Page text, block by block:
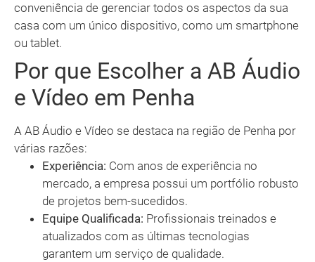
conveniência de gerenciar todos os aspectos da sua
casa com um único dispositivo, como um smartphone
ou tablet.
Por que Escolher a AB Áudio
e Vídeo em Penha
A AB Áudio e Vídeo se destaca na região de Penha por
várias razões:
Experiência: Com anos de experiência no
mercado, a empresa possui um portfólio robusto
de projetos bem-sucedidos.
Equipe Qualificada: Profissionais treinados e
atualizados com as últimas tecnologias
garantem um serviço de qualidade.